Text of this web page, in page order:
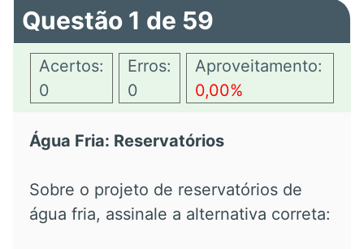
Questão 1 de 59
Acertos:
0
Erros:
0
Aproveitamento:
0,00%
Água Fria: Reservatórios
Sobre o projeto de reservatórios de
água fria, assinale a alternativa correta: